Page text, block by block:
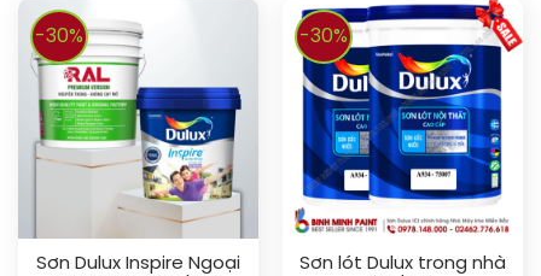
-30%
Sơn Dulux Inspire Ngoại
-30%
Sơn lót Dulux trong nhà